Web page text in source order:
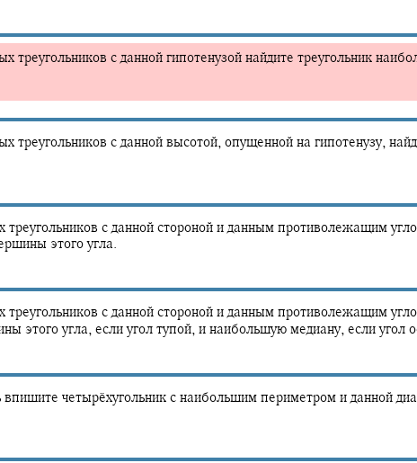
треугольников с данной гипотенузой найдите треугольник
треугольников с данной высотой, опущенной на гипотенузу,
треугольников с данной стороной и данным противолежащим
этого угла.
треугольников с данной стороной и данным противолежащим
этого угла, если угол тупой, и наибольшую медиану, если угол
четырёхугольник с наибольшим периметром и данной